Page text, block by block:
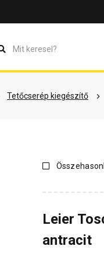
Tetőcserép kiegészítő
Vásárlói vélemények
Leier
antracit